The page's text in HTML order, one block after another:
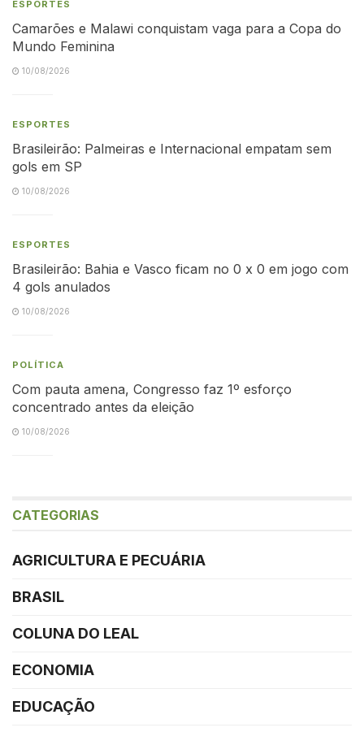
ESPORTES
Camarões e Malawi conquistam vaga para a Copa do
Mundo Feminina
10/08/2026
ESPORTES
Brasileirão: Palmeiras e Internacional empatam sem
gols em SP
10/08/2026
ESPORTES
Brasileirão: Bahia e Vasco ficam no 0 x 0 em jogo com
4 gols anulados
10/08/2026
POLÍTICA
Com pauta amena, Congresso faz 1º esforço
concentrado antes da eleição
10/08/2026
CATEGORIAS
AGRICULTURA E PECUÁRIA
BRASIL
COLUNA DO LEAL
ECONOMIA
EDUCAÇÃO